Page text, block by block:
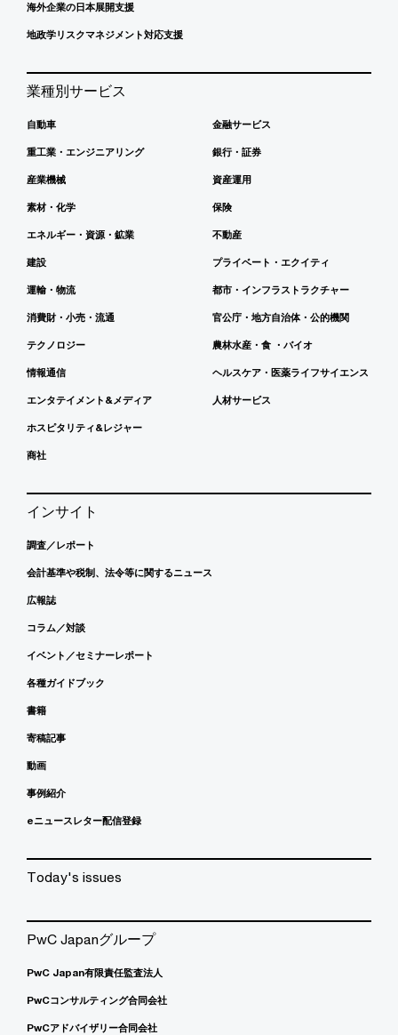
海外企業の日本展開支援
地政学リスクマネジメント対応支援
業種別サービス
自動車
重工業・エンジニアリング
産業機械
素材・化学
エネルギー・資源・鉱業
建設
運輸・物流
消費財・小売・流通
テクノロジー
情報通信
エンタテイメント&メディア
ホスピタリティ&レジャー
商社
金融サービス
銀行・証券
資産運用
保険
不動産
プライベート・エクイティ
都市・インフラストラクチャー
官公庁・地方自治体・公的機関
農林水産・食 ・バイオ
ヘルスケア・医薬ライフサイエンス
人材サービス
インサイト
調査／レポート
会計基準や税制、法令等に関するニュース
広報誌
コラム／対談
イベント／セミナーレポート
各種ガイドブック
書籍
寄稿記事
動画
事例紹介
eニュースレター配信登録
Today's issues
PwC Japanグループ
PwC Japan有限責任監査法人
PwCコンサルティング合同会社
PwCアドバイザリー合同会社